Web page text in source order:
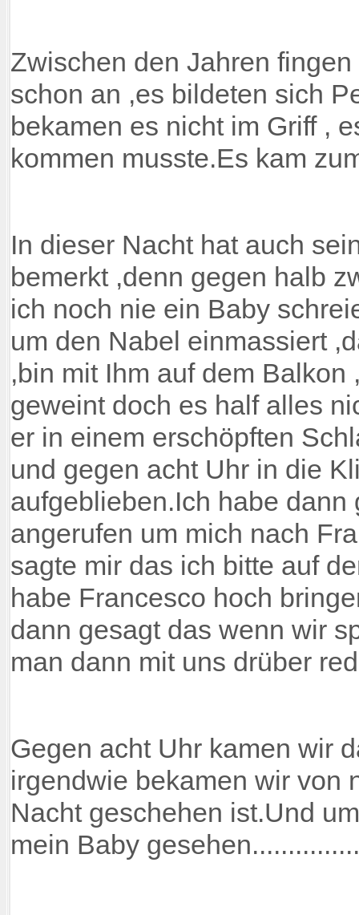
Zwischen den Jahren
schon an ,es bildeten sich
bekamen es nicht im Griff ,
kommen musste.Es kam
In dieser Nacht hat auch
bemerkt ,denn gegen halb
ich noch nie ein Baby
um den Nabel einmassiert
,bin mit Ihm auf dem
geweint doch es half alles
er in einem erschöpften
und gegen acht Uhr in die
aufgeblieben.Ich habe
angerufen um mich nach
sagte mir das ich bitte auf
habe Francesco hoch
dann gesagt das wenn wir
man dann mit uns drüber
Gegen acht Uhr kamen wir
irgendwie bekamen wir von
Nacht geschehen ist.Und
mein Baby